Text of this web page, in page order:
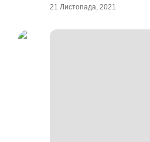
21 Листопада, 2021